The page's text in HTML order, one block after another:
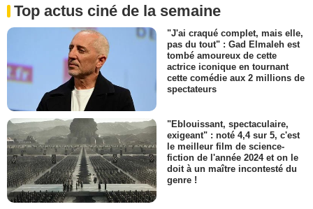
Top actus ciné de la semaine
"J'ai craqué complet, mais elle,
pas du tout" : Gad Elmaleh est
tombé amoureux de cette
actrice iconique en tournant
cette comédie aux 2 millions de
spectateurs
"Eblouissant, spectaculaire,
exigeant" : noté 4,4 sur 5, c'est
le meilleur film de science-
fiction de l'année 2024 et on le
doit à un maître incontesté du
genre !